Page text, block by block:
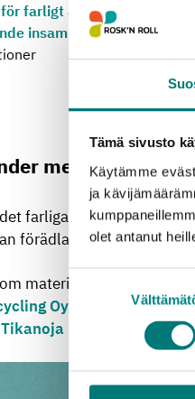
Tämä sivusto
Käytämme
ja
olet antanut
Suostumuksen
valinta
för farligt avfall
insamling
med avfallet?
farliga avfallet
förädlas för
materialets återvinning
Oy
Oyj